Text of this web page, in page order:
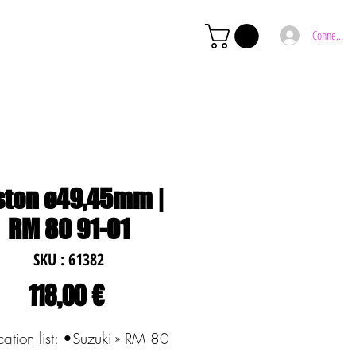
Connexion
ø49,45mm |
RM 80 91-01
SKU : 61382
118,00 €Prix
list: •Suzuki-» RM 80